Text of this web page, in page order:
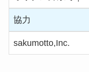
協力
sakumotto,Inc.